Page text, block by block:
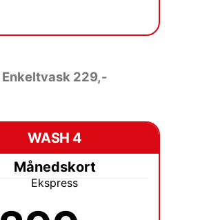
Enkeltvask 229,-
WASH 4
Månedskort
Ekspress